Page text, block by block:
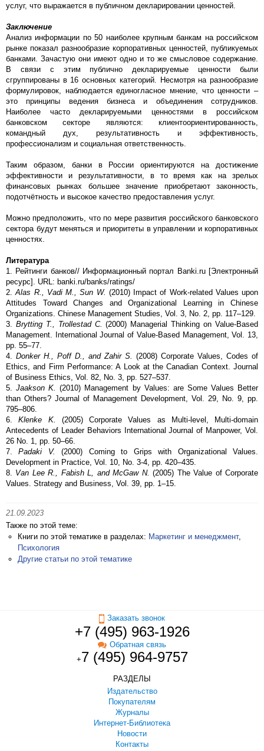
услуг, что выражается в публичном декларировании ценностей.
Заключение
Анализ информации по 50 наиболее крупным банкам на российском
рынке показал разнообразие корпоративных ценностей, публикуемых
банками. Зачастую они имеют одно и то же смысловое содержание.
В связи с этим публично декларируемые ценности были
сгруппированы в 16 основных категорий. Несмотря на разнообразие
формулировок, наблюдается единогласное мнение, что ценности –
это принципы ведения бизнеса и объединения сотрудников.
Наиболее часто декларируемыми ценностями в российском
банковском секторе являются: клиентоориентированность,
командный дух, результативность и эффективность,
профессионализм и социальная ответственность.
Таким образом, банки в России ориентируются на достижение
эффективности и результативности, в то время как на зрелых
финансовых рынках большее значение приобретают законность,
подотчётность и высокое качество предоставления услуг.
Можно предположить, что по мере развития российского банковского
сектора будут меняться и приоритеты в управлении и корпоративных
ценностях.
Литература
1. Рейтинги банков// Информационный портал Banki.ru [Электронный
ресурс]. URL: banki.ru/banks/ratings/
2.Alas R., Vadi M., Sun W. (2010) Impact of Work-related Values upon
Attitudes Toward Changes and Organizational Learning in Chinese
Organizations. Chinese Management Studies, Vol. 3, No. 2, pp. 117–129.
3. Brytting T., Trollestad C.(2000) Managerial Thinking on Value-Based
Management. International Journal of Value-Based Management, Vol. 13,
pp. 55–77.
4. Donker H., Poff D., and Zahir S. (2008) Corporate Values, Codes of
Ethics, and Firm Performance: A Look at the Canadian Context. Journal
of Business Ethics, Vol. 82, No. 3, pp. 527–537.
5.Jaakson K.(2010) Management by Values: are Some Values Better
than Others? Journal of Management Development, Vol. 29, No. 9, pp.
795–806.
6.Klenke K. (2005) Corporate Values as Multi-level, Multi-domain
Antecedents of Leader Behaviors International Journal of Manpower, Vol.
26 No. 1, pp. 50–66.
7.Padaki V.(2000) Coming to Grips with Organizational Values.
Development in Practice, Vol. 10, Nо. 3-4, рp. 420–435.
8. Van Lee R., Fabish L, and McGaw N.(2005) The Value of Corporate
Values. Strategy and Business, Vol. 39, pp. 1–15.
21.09.2023
Также по этой теме:
Книги по этой тематике в разделах: Маркетинг и менеджмент,
Психология
Другие статьи по этой тематике
Заказать звонок
+7 (495) 963-1926
Обратная связь
+7 (495) 964-9757
РАЗДЕЛЫ
Издательство
Покупателям
Журналы
Интернет-Библиотека
Новости
Контакты